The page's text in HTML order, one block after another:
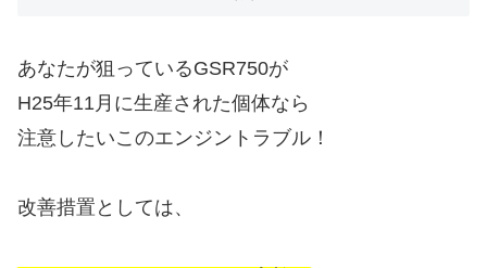
あなたが狙っているGSR750が
H25年11月に生産された個体なら
注意したいこのエンジントラブル！
改善措置としては、